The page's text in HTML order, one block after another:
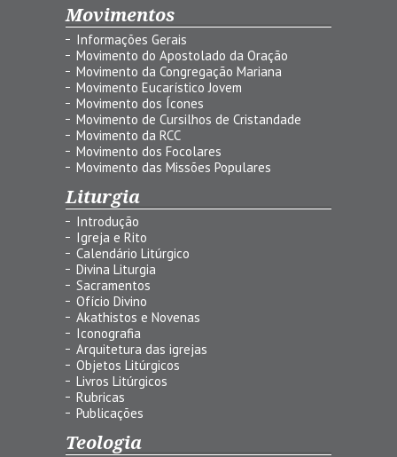
Movimentos
Informações Gerais
Movimento do Apostolado da Oração
Movimento da Congregação Mariana
Movimento Eucarístico Jovem
Movimento dos Ícones
Movimento de Cursilhos de Cristandade
Movimento da RCC
Movimento dos Focolares
Movimento das Missões Populares
Liturgia
Introdução
Igreja e Rito
Calendário Litúrgico
Divina Liturgia
Sacramentos
Ofício Divino
Akathistos e Novenas
Iconografia
Arquitetura das igrejas
Objetos Litúrgicos
Livros Litúrgicos
Rubricas
Publicações
Teologia